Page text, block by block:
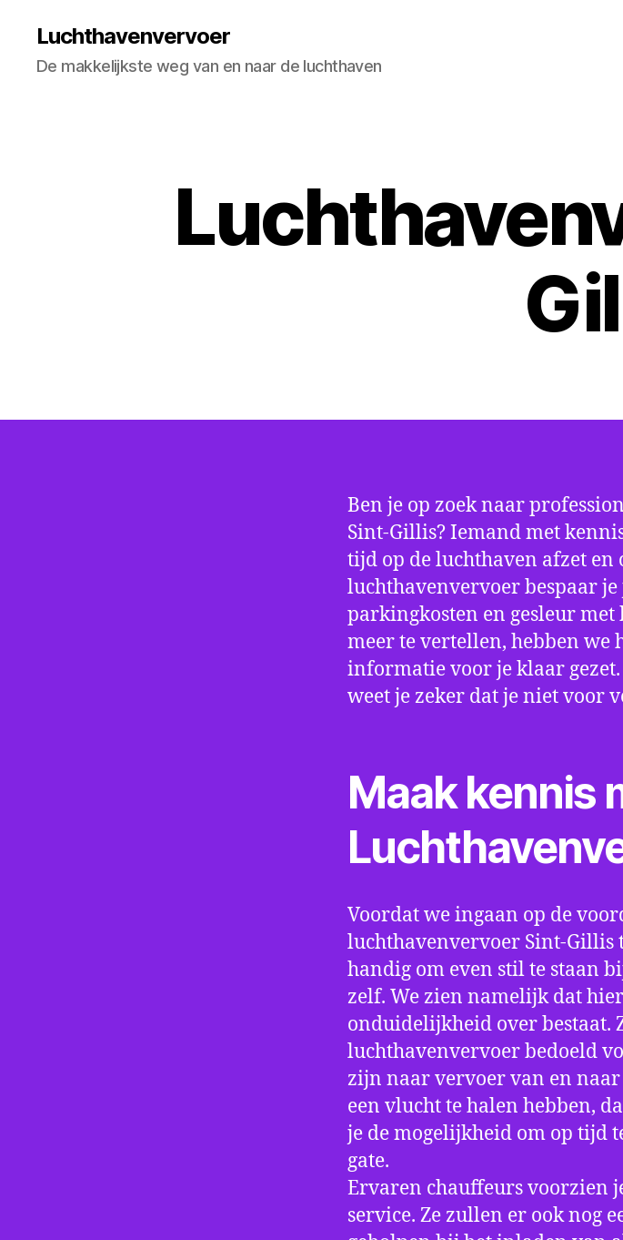
Luchthavenvervoer
De makkelijkste weg van en naar de luchthaven
Ben je op zoek naar
Sint-Gillis? Iemand met
tijd op de luchthaven afzet en
luchthavenvervoer bespaar je
parkingkosten en gesleur met
meer te vertellen, hebben
informatie voor je klaar
weet je zeker dat je niet voor
Maak kennis
Voordat we ingaan op de
luchthavenvervoer Sint-Gillis
handig om even stil te staan
zelf. We zien namelijk dat
onduidelijkheid over bestaat.
luchthavenvervoer bedoeld
zijn naar vervoer van en
een vlucht te halen hebben,
je de mogelijkheid om op tijd
gate.
Ervaren chauffeurs voorzien
service. Ze zullen er ook nog